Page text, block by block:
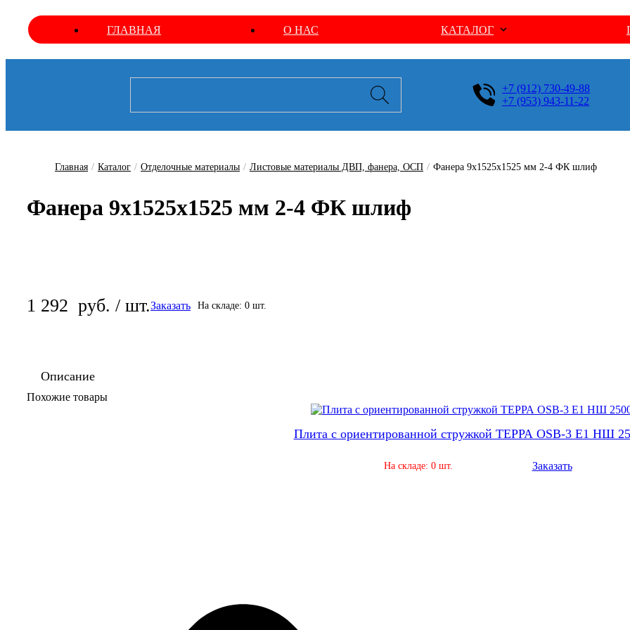
ГЛАВНАЯ О НАС КАТАЛОГ
+7 (912) 730-49-88
+7 (953) 943-11-22
Главная / Каталог / Отделочные материалы / Листовые материалы ДВП, фанера, ОСП / Фанера 9х1525х1525 мм 2-4 ФК шлиф
Фанера 9х1525х1525 мм 2-4 ФК шлиф
1 292 руб. / шт.Заказать На складе: 0 шт.
Описание
По­хо­жие то­ва­ры
Плита с ориентированной стружкой ТЕРРА OSB-3 Е1 НШ
На складе: 0 шт. Заказать